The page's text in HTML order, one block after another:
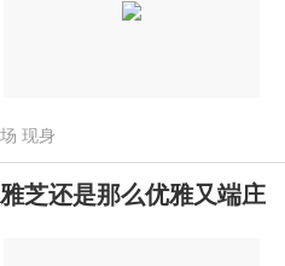
现身
芝还是那么优雅又端庄